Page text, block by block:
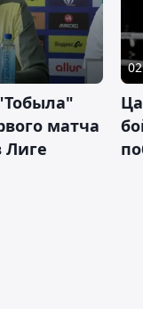
матча
Лиге